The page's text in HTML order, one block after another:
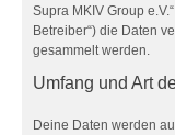
Supra MKIV Group
Betreiber“) die Daten
gesammelt werden.
Umfang und Art
Deine Daten werden